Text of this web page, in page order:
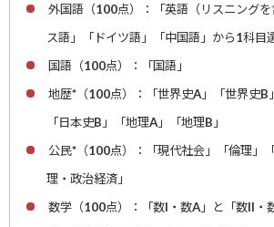
外国語（100点）：「英語（リスニング
ス語」「ドイツ語」「中国語」から1科目
国語（100点）：「国語」
地歴*（100点）：「世界史A」「世界史B
「日本史B」「地理A」「地理B」
公民*（100点）：「現代社会」「倫理」
理・政治経済」
数学（100点）：「数I・数A」と「数II・